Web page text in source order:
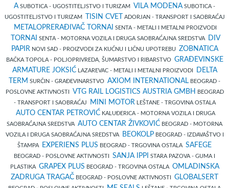
A SUBOTICA - UGOSTITELJSTVO I TURIZAM VILA MODENA SUBOTICA -
UGOSTITELJSTVO I TURIZAM
TISIN CVET ADORJAN - TRANSPORT I SAOBRAĆAJ
METALOPRERAĐIVAČ TORNAI SENTA - METALI I METALNI PROIZVODI
TORNAI SENTA - MOTORNA VOZILA I DRUGA SAOBRAĆAJNA SREDSTVA
DIV
PAPIR NOVI SAD - PROIZVODI ZA KUĆNU I LIČNU UPOTREBU ZOBNATICA
BAČKA TOPOLA - POLJOPRIVREDA, ŠUMARSTVO I RIBARSTVO GRAĐEVINSKE
ARMATURE JOKSIĆLAZAREVAC - METALI I METALNI PROIZVODI
DELTA
TERM SURČIN - GRAĐEVINARSTVO AXIOM INTERNATIONAL BEOGRAD -
POSLOVNE AKTIVNOSTI VTG RAIL LOGISTICS AUSTRIA GMBH
BEOGRAD
- TRANSPORT I SAOBRAĆAJ
MINI MOTOR LEŠTANE - TRGOVINA OSTALA
AUTO CENTAR PETROVIĆKALUĐERICA - MOTORNA VOZILA I DRUGA
SAOBRAĆAJNA SREDSTVA AUTO CENTAR ŽIVKOVIĆ BEOGRAD - MOTORNA
VOZILA I DRUGA SAOBRAĆAJNA SREDSTVA
BEOKOLPBEOGRAD - IZDAVAŠTVO I
ŠTAMPA
EXPERIENS PLUS BEOGRAD - TRGOVINA OSTALA SAFEGE
BEOGRAD - POSLOVNE AKTIVNOSTI SANJA IPPI
STARA PAZOVA - GUMA I
PLASTIKA GRAPEX PLUS BEOGRAD - TRGOVINA OSTALA OMLADINSKA
ZADRUGA TRAGAČ BEOGRAD - POSLOVNE AKTIVNOSTI GLOBALSERT